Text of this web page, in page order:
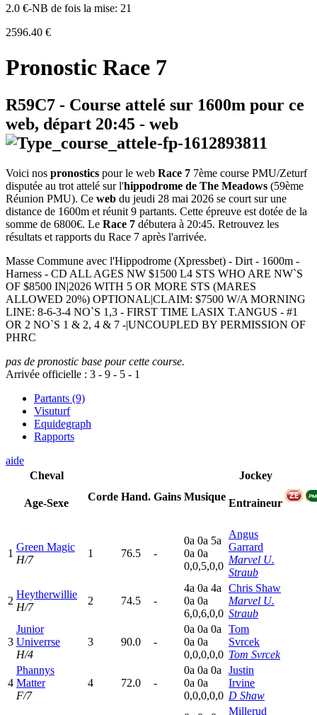
2.0 €-NB de fois la mise: 21
2596.40 €
Pronostic Race 7
R59C7 - Course attelé sur 1600m pour ce
web, départ 20:45 - web
Voici nos pronostics pour le web Race 7 7ème course PMU/Zeturf
disputée au trot attelé sur l'hippodrome de The Meadows (59ème
Réunion PMU). Ce web du jeudi 28 mai 2026 se court sur une
distance de 1600m et réunit 9 partants. Cette épreuve est dotée de la
somme de 6800€. Le Race 7 débutera à 20:45. Retrouvez les
résultats et rapports du Race 7 après l'arrivée.
Masse Commune avec l'Hippodrome (Xpressbet) - Dirt - 1600m -
Harness - CD ALL AGES NW $1500 L4 STS WHO ARE NW`S
OF $8500 IN|2026 WITH 5 OR MORE STS (MARES
ALLOWED 20%) OPTIONAL|CLAIM: $7500 W/A MORNING
LINE: 8-6-3-4 NO`S 1,3 - FIRST TIME LASIX T.ANGUS - #1
OR 2 NO`S 1 & 2, 4 & 7 -|UNCOUPLED BY PERMISSION OF
PHRC
pas de pronostic base pour cette course.
Arrivée officielle : 3 - 9 - 5 - 1
Partants (9)
Visuturf
Equidegraph
Rapports
aide
Cheval
Age-Sexe
Corde Hand. Gains Musique
Jockey
Entraineur
1
Green Magic
H/7
1 76.5 -
0a 0a 5a
0a 0a
0,0,5,0,0
Angus
Garrard
Marvel U.
Straub
2
Heytherwillie
H/7
2 74.5 -
4a 0a 4a
0a 0a
6,0,6,0,0
Chris Shaw
Marvel U.
Straub
3
Junior
Univerrse
H/4
3 90.0 -
0a 0a 0a
0a 0a
0,0,0,0,0
Tom
Svrcek
Tom Svrcek
4
Phannys
Matter
F/7
4 72.0 -
0a 0a 0a
0a 0a
0,0,0,0,0
Justin
Irvine
D Shaw
Millerud